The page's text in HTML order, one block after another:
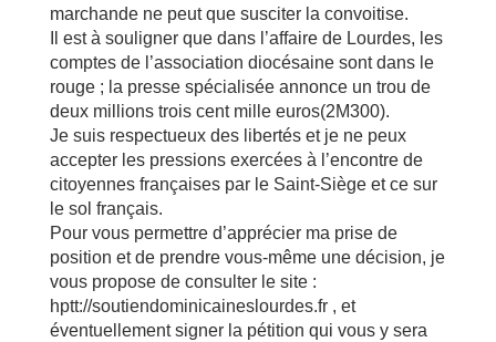
marchande ne peut que susciter la convoitise.
Il est à souligner que dans l’affaire de Lourdes, les
comptes de l’association diocésaine sont dans le
rouge ; la presse spécialisée annonce un trou de
deux millions trois cent mille euros(2M300).
Je suis respectueux des libertés et je ne peux
accepter les pressions exercées à l’encontre de
citoyennes françaises par le Saint-Siège et ce sur
le sol français.
Pour vous permettre d’apprécier ma prise de
position et de prendre vous-même une décision, je
vous propose de consulter le site :
hptt://soutiendominicaineslourdes.fr , et
éventuellement signer la pétition qui vous y sera